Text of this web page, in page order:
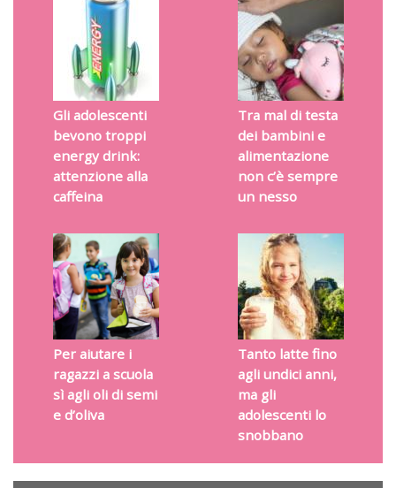
Gli adolescenti
bevono troppi
energy drink:
attenzione alla
caffeina
Tra mal di testa
dei bambini e
alimentazione
non c’è sempre
un nesso
Per aiutare i
ragazzi a scuola
sì agli oli di semi
e d’oliva
Tanto latte fino
agli undici anni,
ma gli
adolescenti lo
snobbano